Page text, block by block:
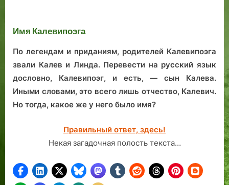
Имя Калевипоэга
По легендам и приданиям, родителей Калевипоэга
звали Калев и Линда. Перевести на русский язык
дословно, Калевипоэг, и есть, — сын Калева.
Иными словами, это всего лишь отчество, Калевич.
Но тогда, какое же у него было имя?
Правильный ответ, здесь!
Некая загадочная полость текста…